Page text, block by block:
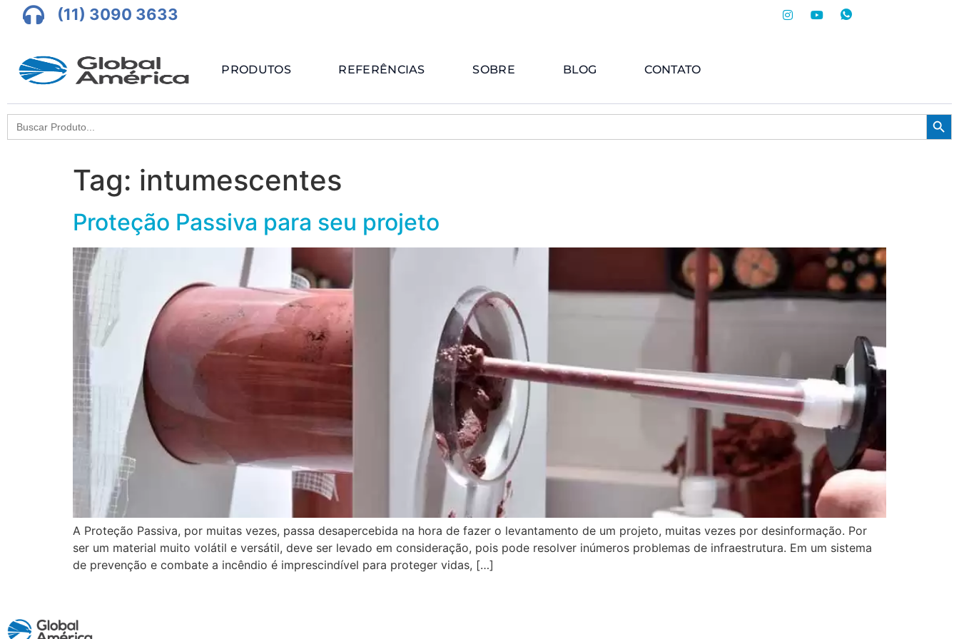
(11) 3090 3633
PRODUTOS REFERÊNCIAS SOBRE BLOG CONTATO
Search
for:
Tag: intumescentes
Proteção Passiva para seu projeto
A Proteção Passiva, por muitas vezes, passa desapercebida na hora de fazer o levantamento de um projeto, muitas vezes por desinformação. Por
ser um material muito volátil e versátil, deve ser levado em consideração, pois pode resolver inúmeros problemas de infraestrutura. Em um sistema
de prevenção e combate a incêndio é imprescindível para proteger vidas, […]